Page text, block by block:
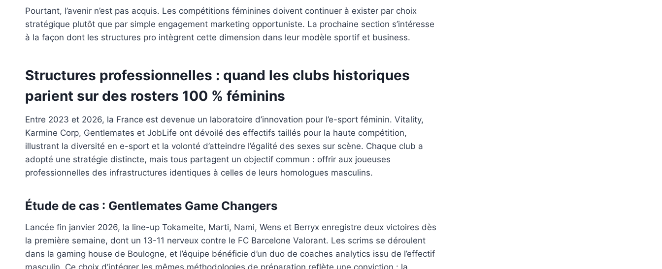
Pourtant, l’avenir n’est pas acquis. Les compétitions féminines doivent continuer à exister par choix
stratégique plutôt que par simple engagement marketing opportuniste. La prochaine section s’intéresse
à la façon dont les structures pro intègrent cette dimension dans leur modèle sportif et business.
Structures professionnelles : quand les clubs historiques
parient sur des rosters 100 % féminins
Entre 2023 et 2026, la France est devenue un laboratoire d’innovation pour l’e-sport féminin. Vitality,
Karmine Corp, Gentlemates et JobLife ont dévoilé des effectifs taillés pour la haute compétition,
illustrant la diversité en e-sport et la volonté d’atteindre l’égalité des sexes sur scène. Chaque club a
adopté une stratégie distincte, mais tous partagent un objectif commun : offrir aux joueuses
professionnelles des infrastructures identiques à celles de leurs homologues masculins.
Étude de cas : Gentlemates Game Changers
Lancée fin janvier 2026, la line-up Tokameite, Marti, Nami, Wens et Berryx enregistre deux victoires dès
la première semaine, dont un 13-11 nerveux contre le FC Barcelone Valorant. Les scrims se déroulent
dans la gaming house de Boulogne, et l’équipe bénéficie d’un duo de coaches analytics issu de l’effectif